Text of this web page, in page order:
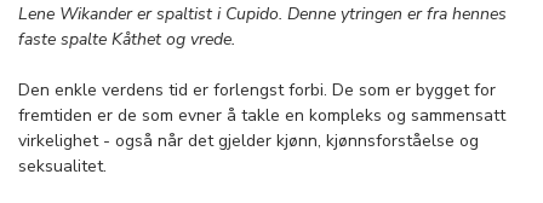
Lene Wikander er spaltist i Cupido. Denne ytringen er fra hennes
faste spalte Kåthet og vrede.
Den enkle verdens tid er forlengst forbi. De som er bygget for
fremtiden er de som evner å takle en kompleks og sammensatt
virkelighet - også når det gjelder kjønn, kjønnsforståelse og
seksualitet.